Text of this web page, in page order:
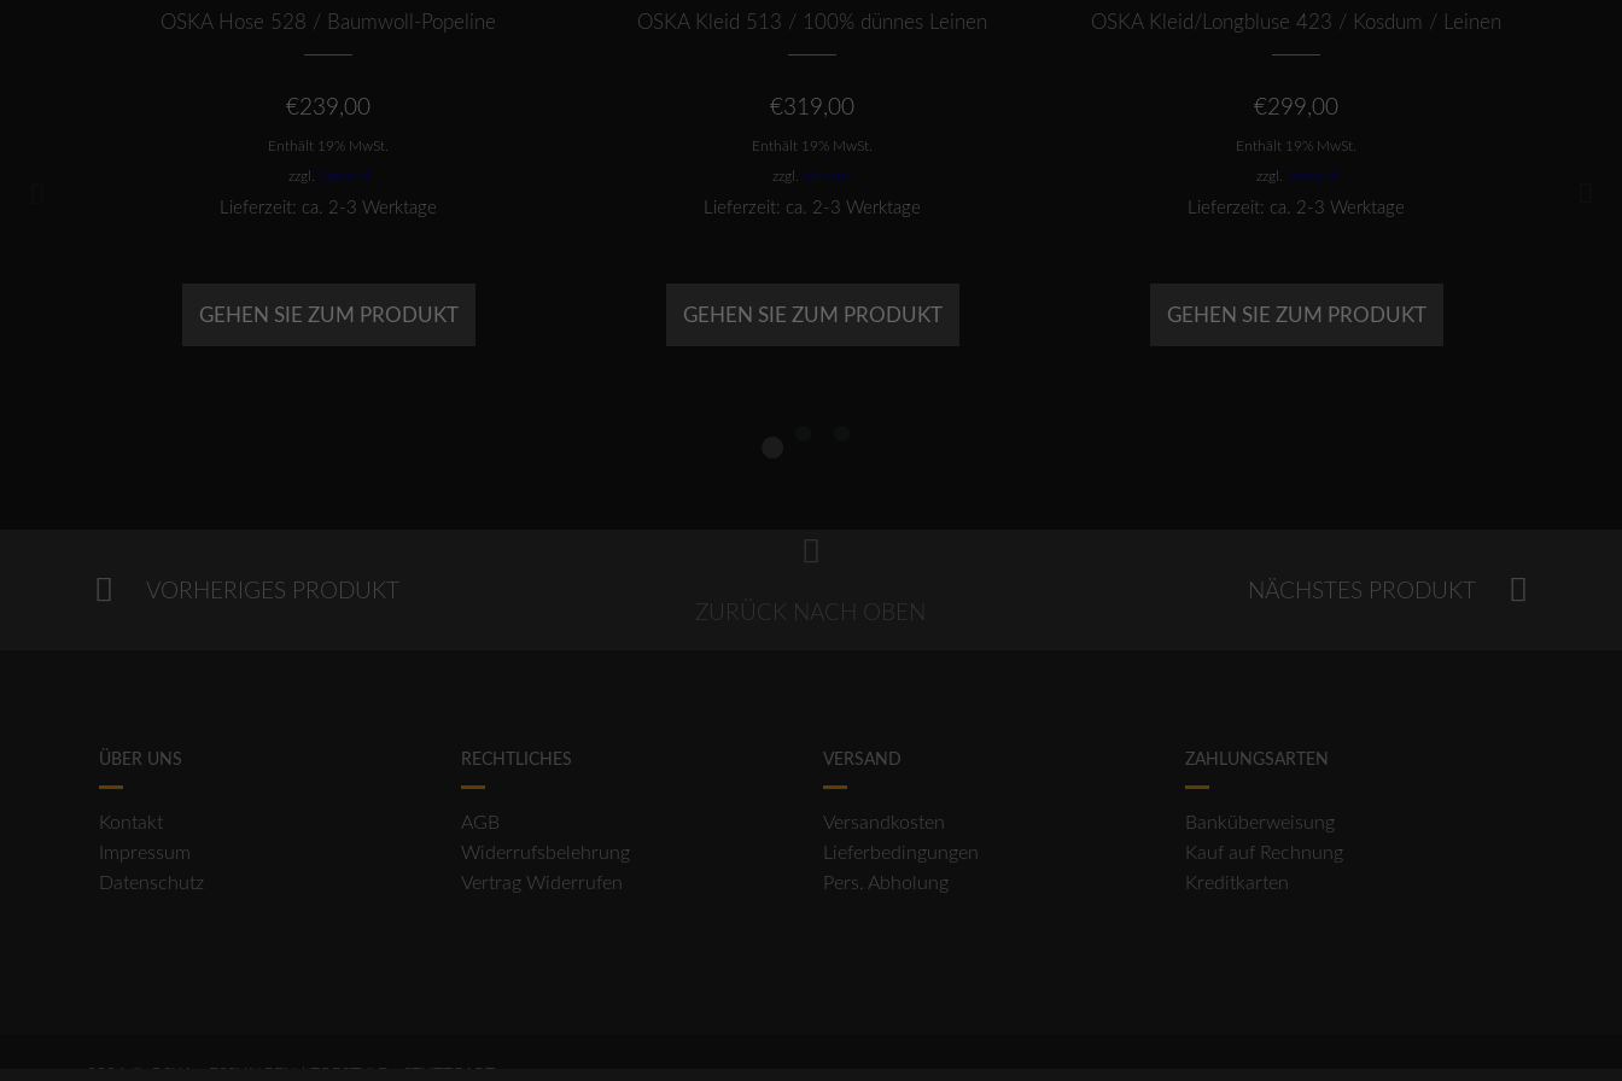
OSKA Hose 528 / Baumwoll-Popeline
€239,00
Enthält 19% MwSt.
zzgl. Versand
Lieferzeit: ca. 2-3 Werktage
GEHEN SIE ZUM PRODUKT
OSKA Kleid 513 / 100% dünnes Leinen
€319,00
Enthält 19% MwSt.
zzgl. Versand
Lieferzeit: ca. 2-3 Werktage
GEHEN SIE ZUM PRODUKT
OSKA Kleid/Longbluse 423 / Kosdum / Leinen
€299,00
Enthält 19% MwSt.
zzgl. Versand
Lieferzeit: ca. 2-3 Werktage
GEHEN SIE ZUM PRODUKT
VORHERIGES PRODUKT
NÄCHSTES PRODUKT
ZURÜCK NACH OBEN
ÜBER UNS
Kontakt
Impressum
Datenschutz
RECHTLICHES
AGB
Widerrufsbelehrung
Vertrag Widerrufen
VERSAND
Versandkosten
Lieferbedingungen
Pers. Abholung
ZAHLUNGSARTEN
Banküberweisung
Kauf auf Rechnung
Kreditkarten